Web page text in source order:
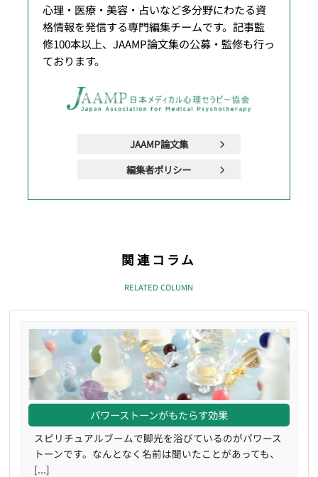
心理・医療・美容・占いなど多分野にわたる資
格情報を発信する専門編集チームです。記事監
修100本以上、JAAMP論文集の公募・監修も行っ
ております。
JAAMP論文集
編集者ポリシー
関連コラム
RELATED COLUMN
パワーストーンがもたらす効果
スピリチュアルブームで脚光を浴びているのがパワース
トーンです。なんとなく名前は聞いたことがあっても、
[...]